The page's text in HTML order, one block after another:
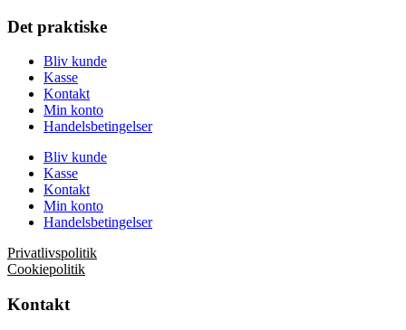
Det praktiske
Bliv kunde
Kasse
Kontakt
Min konto
Handelsbetingelser
Bliv kunde
Kasse
Kontakt
Min konto
Handelsbetingelser
Privatlivspolitik
Cookiepolitik
Kontakt